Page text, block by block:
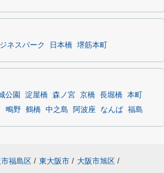
ネスパーク 日本橋 堺筋本町
公園 淀屋橋 森ノ宮 京橋 長堀橋 本町
鴫野 鶴橋 中之島 阿波座 なんば 福島
市福島区 / 東大阪市 / 大阪市旭区 /